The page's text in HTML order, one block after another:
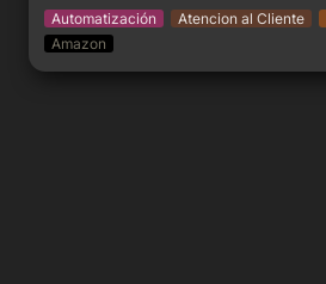
Automatización Atencion al Cliente
Amazon